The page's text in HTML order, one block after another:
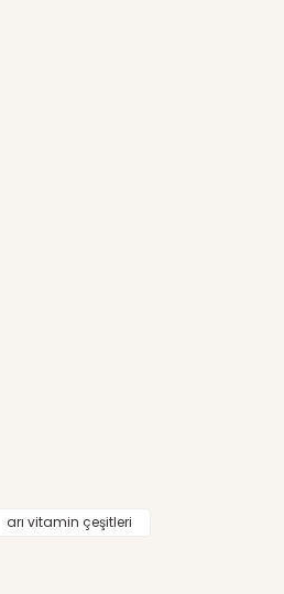
arı vitamin çeşitleri